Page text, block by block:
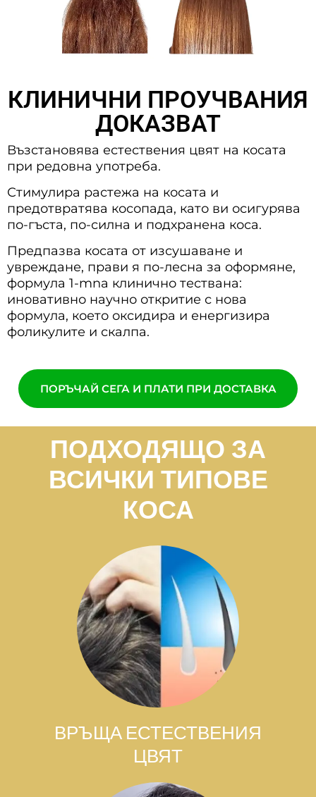
КЛИНИЧНИ ПРОУЧВАНИЯ
ДОКАЗВАТ
Възстановява естествения цвят на косата
при редовна употреба.
Стимулира растежа на косата и
предотвратява косопада, като ви осигурява
по-гъста, по-силна и подхранена коса.
Предпазва косата от изсушаване и
увреждане, прави я по-лесна за оформяне,
формула 1-mna клинично тествана:
иновативно научно откритие с нова
формула, което оксидира и енергизира
фоликулите и скалпа.
ПОРЪЧАЙ СЕГА И ПЛАТИ ПРИ ДОСТАВКА
ПОДХОДЯЩО ЗА
ВСИЧКИ ТИПОВЕ
КОСА
ВРЪЩА ЕСТЕСТВЕНИЯ
ЦВЯТ